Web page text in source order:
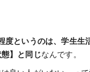
度というのは、学生
】と同じなんです。